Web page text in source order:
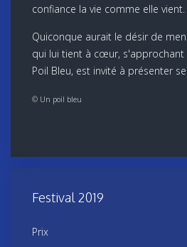
confiance la vie comme elle vient.
Quiconque aurait le désir de
qui lui tient à cœur,
Poil Bleu, est invité à présenter
© Un poil bleu
Festival 2019
Prix